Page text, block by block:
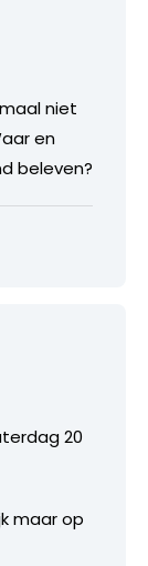
niet
en
beleven?
20
maar op